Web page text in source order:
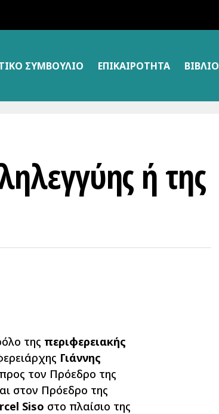
ΣΥΜΒΟΎΛΙΟ ΕΠΙΚΑΙΡΌΤΗΤΑ ΒΙΒΛΊΟ
ή της
της περιφερειακής
Γιάννης
τον Πρόεδρο της
στον Πρόεδρο της
Siso στο πλαίσιο της